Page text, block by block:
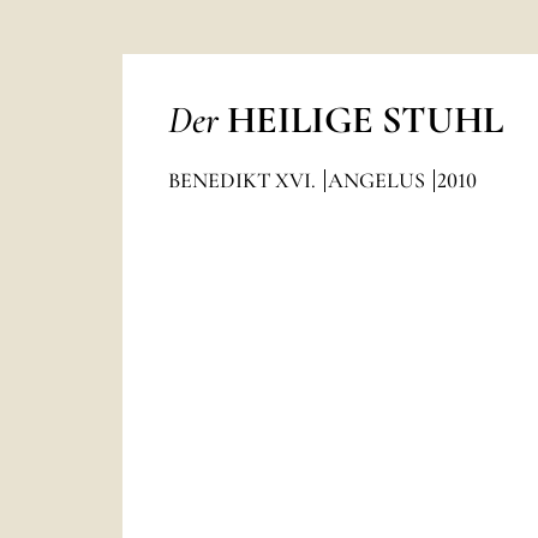
Der HEILIGE STUHL
BENEDIKT XVI. ANGELUS 2010